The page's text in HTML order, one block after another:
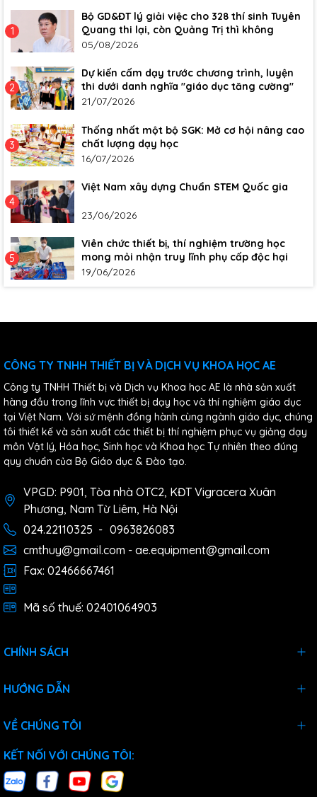
1
Bộ GD&ĐT lý giải việc cho 328 thí sinh Tuyên
Quang thi lại, còn Quảng Trị thì không
05/08/2026
2
Dự kiến cấm dạy trước chương trình, luyện
thi dưới danh nghĩa "giáo dục tăng cường"
21/07/2026
3
Thống nhất một bộ SGK: Mở cơ hội nâng cao
chất lượng dạy học
16/07/2026
4
Việt Nam xây dựng Chuẩn STEM Quốc gia
23/06/2026
5
Viên chức thiết bị, thí nghiệm trường học
mong mỏi nhận truy lĩnh phụ cấp độc hại
19/06/2026
CÔNG TY TNHH THIẾT BỊ VÀ DỊCH VỤ KHOA HỌC AE
Công ty TNHH Thiết bị và Dịch vụ Khoa học AE là nhà sản xuất
hàng đầu trong lĩnh vực thiết bị dạy học và thí nghiệm giáo dục
tại Việt Nam. Với sứ mệnh đồng hành cùng ngành giáo dục, chúng
tôi thiết kế và sản xuất các thiết bị thí nghiệm phục vụ giảng dạy
môn Vật lý, Hóa học, Sinh học và Khoa học Tự nhiên theo đúng
quy chuẩn của Bộ Giáo dục & Đào tạo.
VPGD: P901, Tòa nhà OTC2, KĐT Vigracera Xuân
Phương, Nam Từ Liêm, Hà Nội
024.22110325 - 0963826083
cmthuy@gmail.com - ae.equipment@gmail.com
Fax: 02466667461
Mã số thuế: 02401064903
CHÍNH SÁCH
HƯỚNG DẪN
VỀ CHÚNG TÔI
KẾT NỐI VỚI CHÚNG TÔI: